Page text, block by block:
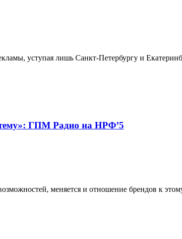
уступая лишь Санкт-Петербургу и
ГПМ Радио на НРФ’5
меняется и отношение брендов к